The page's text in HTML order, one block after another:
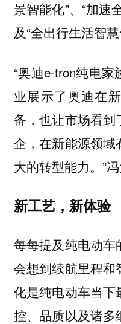
景智能化”、“加速
及“全出行生活智慧
“奥迪e-tron纯电
业展示了奥迪在
备，也让市场看
企，在新能源领
大的转型能力。”冯
新工艺，新体验
每每提及纯电动车
会想到续航里程
化是纯电动车当
控、品质以及诸